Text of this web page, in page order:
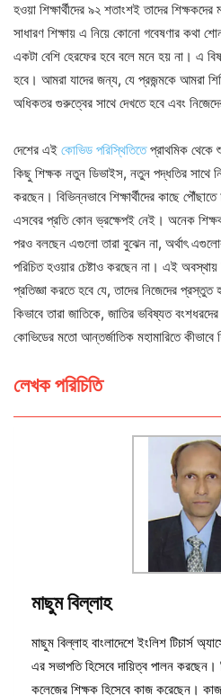
হওয়া শিক্ষার্থীদের ৯২ শতাংশই তাদের
সাধারণ শিক্ষায় এ নিয়ে কোনো গবেষণার কথা
একটা বেশি হেরফের হবে বলে মনে হয় না। এ
হবে। আমরা যাদের জন্য, যে প্রজন্মকে আমরা
অধিকতর গুরুত্বের সাথে দেখতে হবে এবং
দেশের এই কোভিড পরিস্থিতিতেপ্রাথমিক থেকে
কিছু শিক্ষক নতুন ডিভাইস, নতুন পদ্ধতির সাথে
করছেন। বিভিন্নভাবে শিক্ষার্থীদের কাছে
এসবের প্রতি কোন ভ্রক্ষেপই নেই। অনেক
পরও বলছেন এগুলো তারা বুঝেন না, অর্থাৎ
পরিচিত হওয়ার চেষ্টাও করছেন না। এই অবস্থায়
প্রতিজ্ঞা করতে হবে যে, তাদের নিজেদের
কিভাবে তারা জাতিকে, জাতির ভবিষ্যত
কোভিডের মতো আন্তর্জাতিক মহামারিতে কীভাবে
লেখক পরিচিতি
মাছুম বিল্লাহ
মাছুম বিল্লাহ বাংলাদেশে ইংলিশ টিচার্স
এর সভাপতি হিসেবে দায়িত্ব পালন
কলেজের শিক্ষক হিসেবে কাজ করেছেন। কাজ